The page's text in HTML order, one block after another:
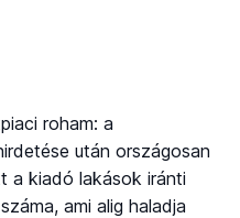
roham: a
után országosan
a kiadó lakások iránti
ami alig haladja